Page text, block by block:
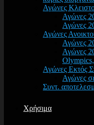
Αγώνες
Αγώνες
Αγώνες
Αγώνες
Αγώνες
Αγώνες
Αγώνες Εκτός
Αγώνες
Συντ.
Χρήσιμα